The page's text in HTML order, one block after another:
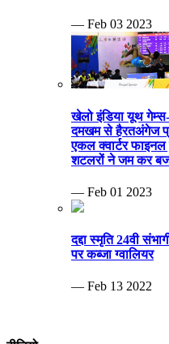
— Feb 03 2023
खेलो इंडिया यूथ
दमखम से हैरतअंगेज
एकल क्वार्टर फाइनल
शटलरों ने जम कर
— Feb 01 2023
दद्दा स्मृति 24वी
पर कब्जा ग्वालियर
— Feb 13 2022